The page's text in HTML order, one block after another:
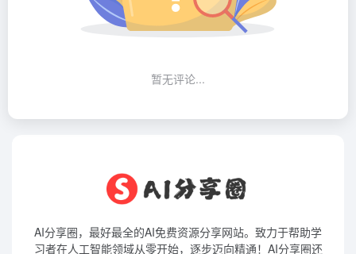
暂无评论...
AI分享圈，最好最全的AI免费资源分享网站。致力于帮助学
习者在人工智能领域从零开始，逐步迈向精通！AI分享圈还